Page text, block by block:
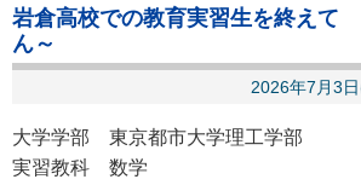
岩倉高校での教育実習生を終えて
ん～
2026年7月3日
大学学部 東京都市大学理工学部
実習教科 数学